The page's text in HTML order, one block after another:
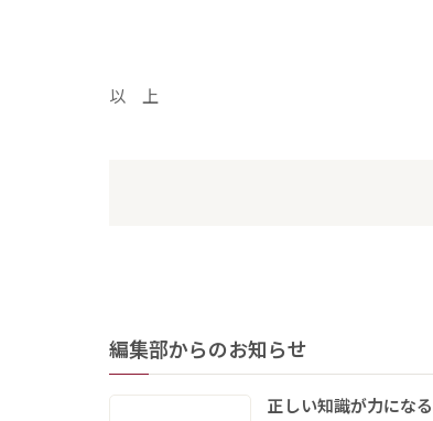
以 上
編集部からのお知らせ
正しい知識が力にな